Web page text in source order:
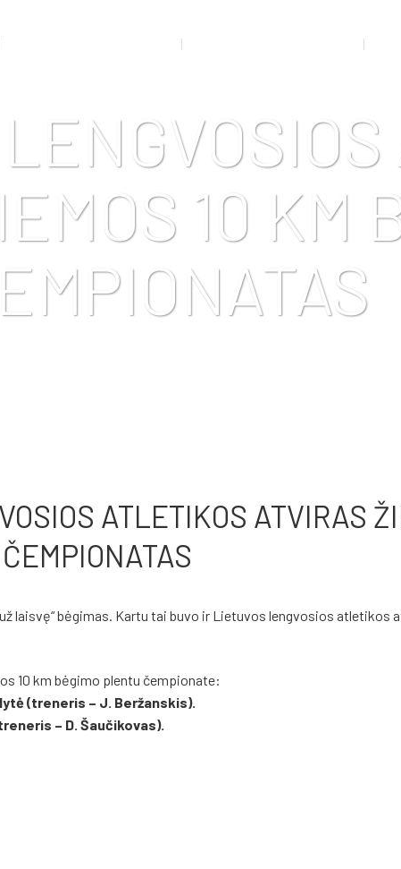
10 KM
ATLETIKOS ATVIRAS
laisvę“ bėgimas. Kartu tai buvo ir Lietuvos lengvosios atletikos
10 km bėgimo plentu čempionate:
(treneris – J. Beržanskis).
– D. Šaučikovas).